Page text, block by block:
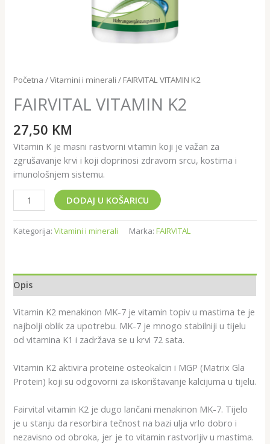
Početna /Vitamini i minerali / FAIRVITAL VITAMIN K2
FAIRVITAL VITAMIN K2
27,50 KM
Vitamin K je masni rastvorni vitamin koji je važan za
zgrušavanje krvi i koji doprinosi zdravom srcu, kostima i
imunološnjem sistemu.
DODAJ U KOŠARICU
Kategorija:Vitamini i minerali Marka:FAIRVITAL
Opis
Vitamin K2 menakinon MK-7 je vitamin topiv u mastima te je
najbolji oblik za upotrebu. MK-7 je mnogo stabilniji u tijelu
od vitamina K1 i zadržava se u krvi 72 sata.
Vitamin K2 aktivira proteine osteokalcin i MGP (Matrix Gla
Protein) koji su odgovorni za iskorištavanje kalcijuma u tijelu.
Fairvital vitamin K2 je dugo lančani menakinon MK-7. Tijelo
je u stanju da resorbira tečnost na bazi ulja vrlo dobro i
nezavisno od obroka, jer je to vitamin rastvorljiv u mastima.